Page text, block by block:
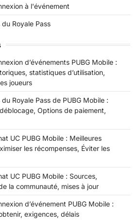
à l'événement
Royale Pass
d’événements PUBG Mobile :
statistiques d’utilisation,
joueurs
Royale Pass de PUBG Mobile :
Options de paiement,
UC PUBG Mobile : Meilleures
les récompenses, Éviter les
UC PUBG Mobile : Sources,
la communauté, mises à jour
d’événement PUBG Mobile :
exigences, délais